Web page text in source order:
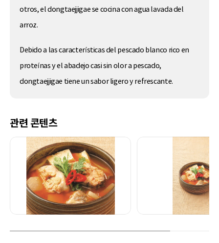
otros, el dongtaejjigae se cocina con agua lavada del
arroz.
Debido a las características del pescado blanco rico en
proteínas y el abadejo casi sin olor a pescado,
dongtaejjigae tiene un sabor ligero y refrescante.
관련 콘텐츠